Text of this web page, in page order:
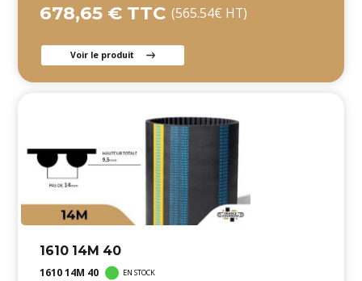
678,65 € TTC (565.54€ HT)
Voir le produit
1610 14M 40
1610 14M 40 EN STOCK